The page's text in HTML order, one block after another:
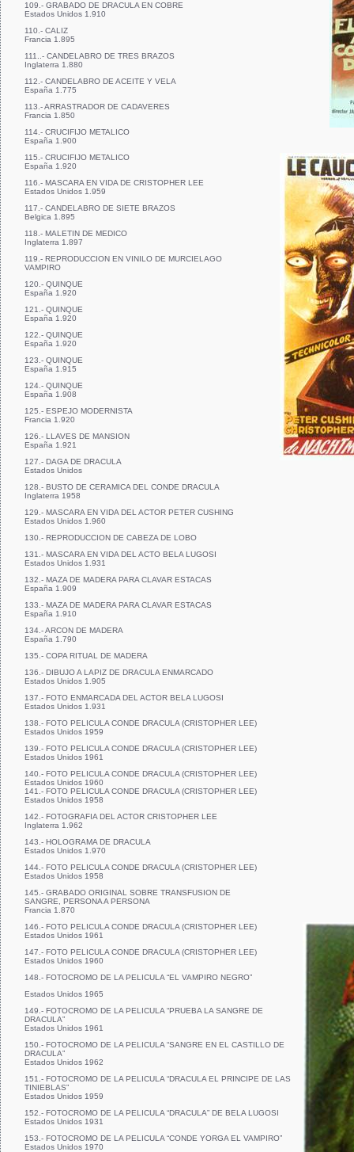
109.- GRABADO DE DRACULA EN COBRE
Estados Unidos 1.910
110.- CALIZ
Francia 1.895
111..- CANDELABRO DE TRES BRAZOS
Inglaterra 1.880
112.- CANDELABRO DE ACEITE Y VELA
España 1.775
113.- ARRASTRADOR DE CADAVERES
Francia 1.850
114.- CRUCIFIJO METALICO
España 1.900
115.- CRUCIFIJO METALICO
España 1.920
116.- MASCARA EN VIDA DE CRISTOPHER LEE
Estados Unidos 1.959
117.- CANDELABRO DE SIETE BRAZOS
Belgica 1.895
118.- MALETIN DE MEDICO
Inglaterra 1.897
119.- REPRODUCCION EN VINILO DE MURCIELAGO
VAMPIRO
120.- QUINQUE
España 1.920
121.- QUINQUE
España 1.920
122.- QUINQUE
España 1.920
123.- QUINQUE
España 1.915
124.- QUINQUE
España 1.908
125.- ESPEJO MODERNISTA
Francia 1.920
126.- LLAVES DE MANSION
España 1.921
127.- DAGA DE DRACULA
Estados Unidos
128.- BUSTO DE CERAMICA DEL CONDE DRACULA
Inglaterra 1958
129.- MASCARA EN VIDA DEL ACTOR PETER CUSHING
Estados Unidos 1.960
130.- REPRODUCCION DE CABEZA DE LOBO
131.- MASCARA EN VIDA DEL ACTO BELA LUGOSI
Estados Unidos 1.931
132.- MAZA DE MADERA PARA CLAVAR ESTACAS
España 1.909
133.- MAZA DE MADERA PARA CLAVAR ESTACAS
España 1.910
134.- ARCON DE MADERA
España 1.790
135.- COPA RITUAL DE MADERA
136.- DIBUJO A LAPIZ DE DRACULA ENMARCADO
Estados Unidos 1.905
137.- FOTO ENMARCADA DEL ACTOR BELA LUGOSI
Estados Unidos 1.931
138.- FOTO PELICULA CONDE DRACULA (CRISTOPHER LEE)
Estados Unidos 1959
139.- FOTO PELICULA CONDE DRACULA (CRISTOPHER LEE)
Estados Unidos 1961
140.- FOTO PELICULA CONDE DRACULA (CRISTOPHER LEE)
Estados Unidos 1960
141.- FOTO PELICULA CONDE DRACULA (CRISTOPHER LEE)
Estados Unidos 1958
142.- FOTOGRAFIA DEL ACTOR CRISTOPHER LEE
Inglaterra 1.962
143.- HOLOGRAMA DE DRACULA
Estados Unidos 1.970
144.- FOTO PELICULA CONDE DRACULA (CRISTOPHER LEE)
Estados Unidos 1958
145.- GRABADO ORIGINAL SOBRE TRANSFUSION DE
SANGRE, PERSONA A PERSONA
Francia 1.870
146.- FOTO PELICULA CONDE DRACULA (CRISTOPHER LEE)
Estados Unidos 1961
147.- FOTO PELICULA CONDE DRACULA (CRISTOPHER LEE)
Estados Unidos 1960
148.- FOTOCROMO DE LA PELICULA “EL VAMPIRO NEGRO”
Estados Unidos 1965
149.- FOTOCROMO DE LA PELICULA “PRUEBA LA SANGRE DE
DRACULA”
Estados Unidos 1961
150.- FOTOCROMO DE LA PELICULA “SANGRE EN EL CASTILLO DE
DRACULA”
Estados Unidos 1962
151.- FOTOCROMO DE LA PELICULA “DRACULA EL PRINCIPE DE LAS
TINIEBLAS”
Estados Unidos 1959
152.- FOTOCROMO DE LA PELICULA “DRACULA” DE BELA LUGOSI
Estados Unidos 1931
153.- FOTOCROMO DE LA PELICULA “CONDE YORGA EL VAMPIRO”
Estados Unidos 1970